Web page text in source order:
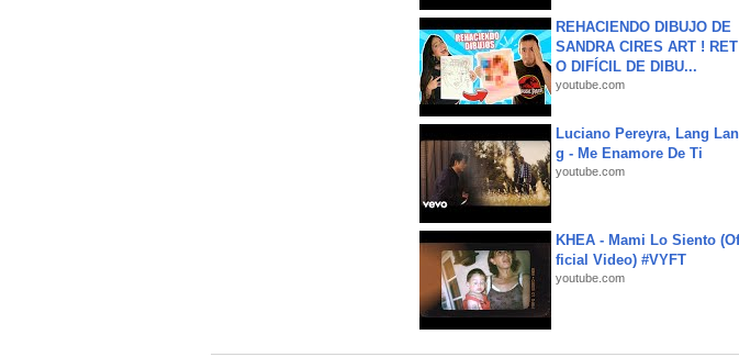
REHACIENDO DIBUJO DE
SANDRA CIRES ART ! RET
O DIFÍCIL DE DIBU...
youtube.com
Luciano Pereyra, Lang Lan
g - Me Enamore De Ti
youtube.com
KHEA - Mami Lo Siento (Of
ficial Video) #VYFT
youtube.com